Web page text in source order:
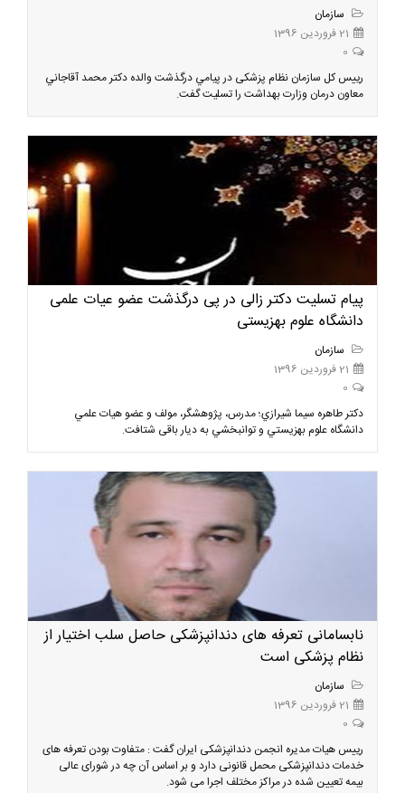
سازمان
21 فروردین 1396
0
رییس کل سازمان نظام پزشکی در پيامي درگذشت والده دکتر محمد آقاجاني
معاون درمان وزارت بهداشت را تسليت گفت.
پیام تسلیت دکتر زالی در پی درگذشت عضو عیات علمی
دانشگاه علوم بهزیستی
سازمان
21 فروردین 1396
0
دكتر طاهره سيما شيرازي؛ مدرس، پژوهشگر، مولف و عضو هيات علمي
دانشگاه علوم بهزيستي و توانبخشي به دیار باقی شتافت.
نابسامانی تعرفه های دندانپزشکی حاصل سلب اختیار از
نظام پزشکی است
سازمان
21 فروردین 1396
0
رییس هیات مدیره انجمن دندانپزشکی ایران گفت : متفاوت بودن تعرفه های
خدمات دندانپزشکی محمل قانونی دارد و بر اساس آن چه در شورای عالی
بیمه تعیین شده در مراکز مختلف اجرا می شود.